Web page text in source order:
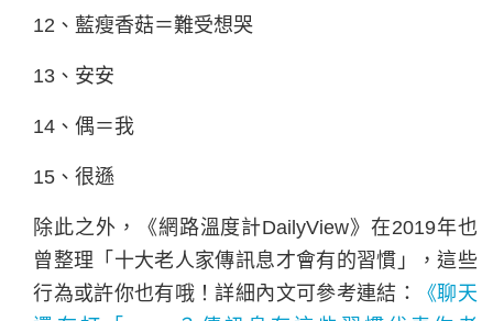
12、藍瘦香菇＝難受想哭
13、安安
14、偶＝我
15、很遜
除此之外，《網路溫度計DailyView》在2019年也
曾整理「十大老人家傳訊息才會有的習慣」，這些
行為或許你也有哦！詳細內文可參考連結：
《聊天